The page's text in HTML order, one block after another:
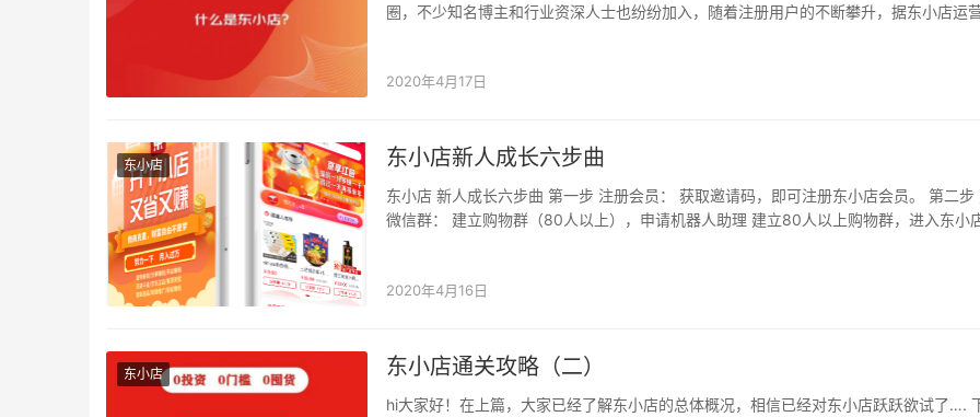
圈，不少知名博主和行业资深人士也纷纷加入，随着注册用户的不断攀升，据东小店运
2020年4月17日
东小店 东小店新人成长六步曲
东小店 新人成长六步曲 第一步 注册会员： 获取邀请码，即可注册东小店会员。 第二步
微信群： 建立购物群（80人以上），申请机器人助理 建立80人以上购物群，进入东小
2020年4月16日
东小店 东小店通关攻略（二）
hi大家好！在上篇，大家已经了解东小店的总体概况，相信已经对东小店跃跃欲试了….